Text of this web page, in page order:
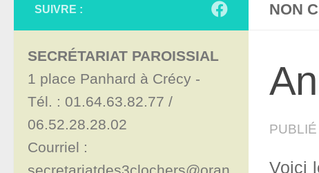
NON
PUBLIÉ
Voici
SUIVRE :
SECRÉTARIAT PAROISSIAL
1 place Panhard à Crécy -
Tél. : 01.64.63.82.77 /
06.52.28.28.02
Courriel :